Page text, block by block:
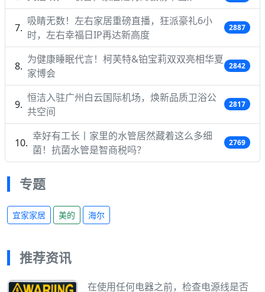
吸睛无数！左右家居重磅直播，狂派豪礼6小
时，左右幸福日IP再达新高度
2887
为健康睡眠代言！柯芙特&铂宝莉双双亮相华夏
家博会
2842
恒洁入驻广州白云国际机场，焕新品质卫浴公
共空间
2817
幸好有工长丨家里的水管居然藏着这么多细
菌！抗菌水管是智商税吗？
2769
专题
宜家家居 美的 海尔
推荐资讯
在使用任何电器之前，检查电源线是否